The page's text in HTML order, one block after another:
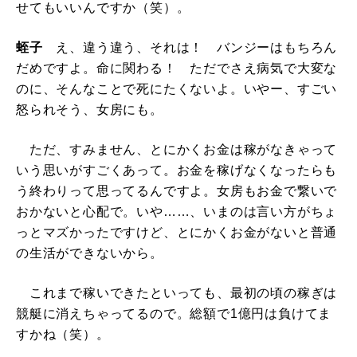
せてもいいんですか（笑）。
蛭子 え、違う違う、それは！ バンジーはもちろん
だめですよ。命に関わる！ ただでさえ病気で大変な
のに、そんなことで死にたくないよ。いやー、すごい
怒られそう、女房にも。
ただ、すみません、とにかくお金は稼がなきゃって
いう思いがすごくあって。お金を稼げなくなったらも
う終わりって思ってるんですよ。女房もお金で繋いで
おかないと心配で。いや……、いまのは言い方がちょ
っとマズかったですけど、とにかくお金がないと普通
の生活ができないから。
これまで稼いできたといっても、最初の頃の稼ぎは
競艇に消えちゃってるので。総額で1億円は負けてま
すかね（笑）。